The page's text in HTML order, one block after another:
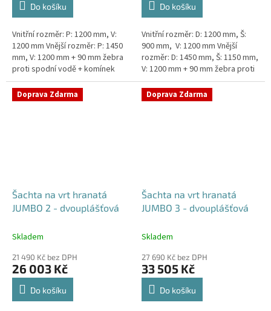
Do košíku
Vnitřní rozměr: P: 1200 mm, V:
1200 mm Vnější rozměr: P: 1450
mm, V: 1200 mm + 90 mm žebra
proti spodní vodě + komínek
Dvouplášťová vodoměrná šachta
- vhodná do míst...
Do košíku
Vnitřní rozměr: D: 1200 mm, Š:
900 mm, V: 1200 mm Vnější
rozměr: D: 1450 mm, Š: 1150 mm,
V: 1200 mm + 90 mm žebra proti
spodní vodě + komínek
Dvouplášťová...
Doprava Zdarma
Šachta na vrt hranatá
JUMBO 2 - dvouplášťová
Skladem
21 490 Kč bez DPH
26 003 Kč
Do košíku
Doprava Zdarma
Šachta na vrt hranatá
JUMBO 3 - dvouplášťová
Skladem
27 690 Kč bez DPH
33 505 Kč
Do košíku